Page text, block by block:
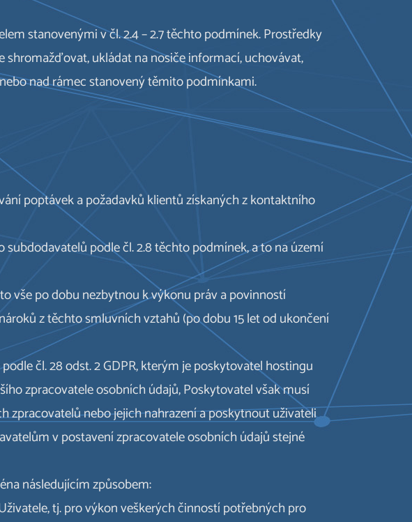
stanovenými v čl. 2.4 – 2.7 těchto podmínek. Prostředky
ukládat na nosiče informací, uchovávat,
nad rámec stanovený těmito podmínkami.
poptávek a požadavků klientů získaných z kontaktního
podle čl. 2.8 těchto podmínek, a to na území
vše po dobu nezbytnou k výkonu práv a povinností
z těchto smluvních vztahů (po dobu 15 let od ukončení
čl. 28 odst. 2 GDPR, kterým je poskytovatel hostingu
zpracovatele osobních údajů, Poskytovatel však musí
zpracovatelů nebo jejich nahrazení a poskytnout uživateli
v postavení zpracovatele osobních údajů stejné
následujícím způsobem:
tj. pro výkon veškerých činností potřebných pro